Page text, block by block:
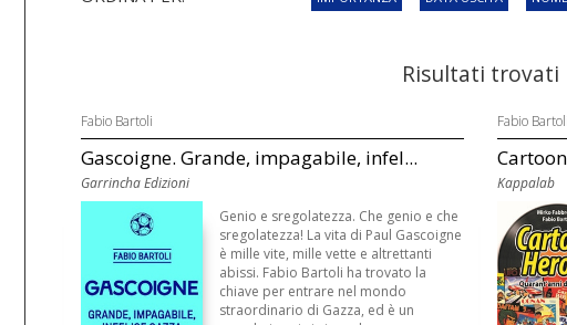
Risultati trovati
Fabio Bartoli
Gascoigne. Grande, impagabile, infel...
Garrincha Edizioni
Genio e sregolatezza. Che genio e che
sregolatezza! La vita di Paul Gascoigne
è mille vite, mille vette e altrettanti
abissi. Fabio Bartoli ha trovato la
chiave per entrare nel mondo
straordinario di Gazza, ed è un
Fabio Bartoli
Kappalab